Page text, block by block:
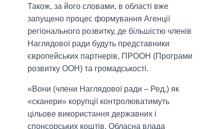
Також, за його словами, в області вже
запущено процес формування Агенції
регіонального розвитку, де більшістю членів
Наглядової ради будуть представники
європейських партнерів, ПРООН (Програми
розвитку ООН) та громадськості.
«Вони (члени Наглядової ради – Ред.) як
«сканери» корупції контролюватимуть
цільове використання державних і
спонсорських коштів. Обласна влада